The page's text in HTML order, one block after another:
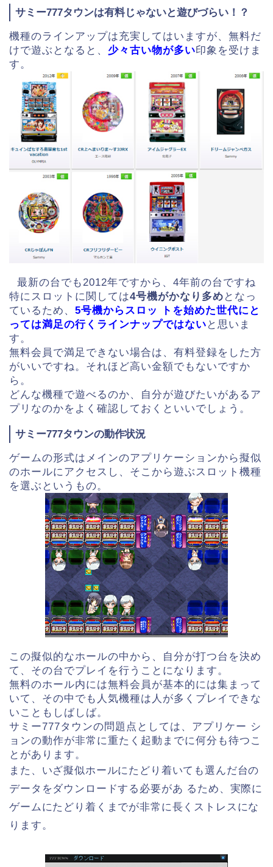
サミー777タウンは有料じゃないと遊びづらい！？
機種のラインアップは充実してはいますが、無料だ
けで遊ぶとなると、 少々古い物が多い印象を受けま
す。
最新の台でも2012年ですから、4年前の台ですね
特にスロットに関しては4号機がかなり多め となっ
ているため、 5号機からスロッ トを始めた世代にと
っては満足の行くラインナップではない と思いま
す。
無料会員で満足できない場合は、有料登録をした方
がいいですね。それほど高い金額でもないですか
ら。
どんな機種で遊べるのか、自分が遊びたいがあるア
プリなのかをよく確認しておくといいでしょう。
サミー777タウンの動作状況
ゲームの形式はメインのアプリケーションから擬似
のホールにアクセスし、そこから遊ぶスロット機種
を選ぶというもの。
この擬似的なホールの中から、自分が打つ台を決め
て、その台でプレイを行うことになります。
無料のホール内には無料会員が基本的には集まって
いて、その中でも人気機種は人が多くプレイできな
いこともしばしば。
サミー777タウンの問題点としては、アプリケー シ
ョンの動作が非常に重たく起動までに何分も待つこ
とがあります。
また、いざ擬似ホールにたどり着いても選んだ台の
データをダウンロードする必要があ るため、実際に
ゲームにたどり着くまでが非常に長くストレスにな
ります。